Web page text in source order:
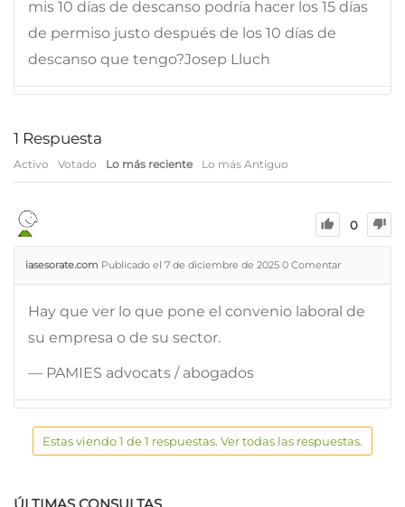
mis 10 días de descanso podría hacer los 15 días
de permiso justo después de los 10 días de
descanso que tengo?Josep Lluch
1 Respuesta
Activo Votado Lo más reciente Lo más Antiguo
0
iasesorate.com Publicado el 7 de diciembre de 2025 0 Comentar
Hay que ver lo que pone el convenio laboral de
su empresa o de su sector.
— PAMIES advocats / abogados
Estas viendo 1 de 1 respuestas. Ver todas las respuestas.
ÚLTIMAS CONSULTAS